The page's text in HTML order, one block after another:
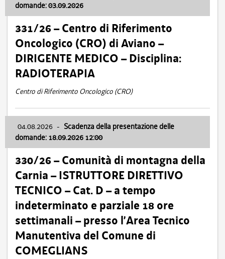
domande: 03.09.2026
331/26 – Centro di Riferimento
Oncologico (CRO) di Aviano –
DIRIGENTE MEDICO – Disciplina:
RADIOTERAPIA
Centro di Riferimento Oncologico (CRO)
04.08.2026 - Scadenza della presentazione delle
domande: 18.09.2026 12:00
330/26 – Comunità di montagna della
Carnia – ISTRUTTORE DIRETTIVO
TECNICO – Cat. D – a tempo
indeterminato e parziale 18 ore
settimanali – presso l’Area Tecnico
Manutentiva del Comune di
COMEGLIANS